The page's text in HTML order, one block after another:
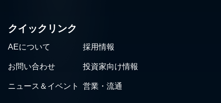
クイックリンク
AEについて 採用情報
お問い合わせ 投資家向け情報
ニュース＆イベント 営業・流通